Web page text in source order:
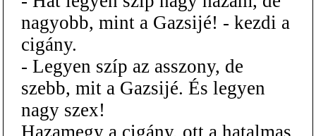
nagyobb, mint a Gazsijé! - kezdi a
cigány.
- Legyen szíp az asszony, de
szebb, mit a Gazsijé. És legyen
nagy szex!
Hazamegy a cigány, ott a hatalmas